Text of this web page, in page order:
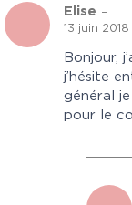
Elise –
13 juin 2018
Bonjour,
j’hésite
général
pour le